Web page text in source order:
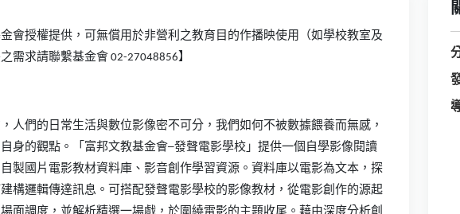
會授權提供，可無償用於非營利之教育目的作播映使用（如學校教室及
需求請聯繫基金會 02-27048856】
人們的日常生活與數位影像密不可分，我們如何不被數據餵養而無感，
身的觀點。「富邦文教基金會─發聲電影學校」提供一個自學影像閱讀
製國片電影教材資料庫、影音創作學習資源。資料庫以電影為文本，探
構邏輯傳達訊息。可搭配發聲電影學校的影像教材，從電影創作的源起